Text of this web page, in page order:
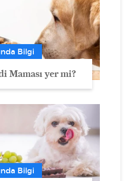
Bilgi
Maması yer mi?
Bilgi